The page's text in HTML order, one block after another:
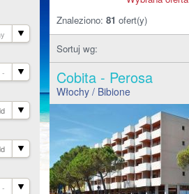
-
-
Znaleziono: 81 ofert(y)
Sortuj wg:
Cobita - Perosa
Włochy / Bibione